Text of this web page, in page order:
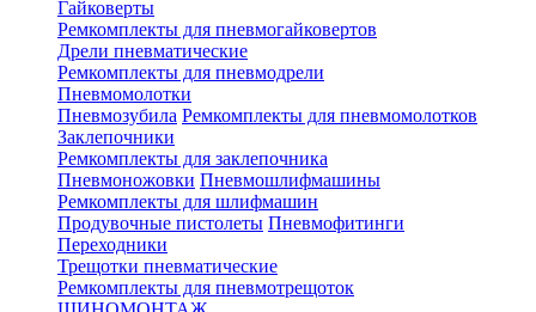
Гайковерты
Ремкомплекты для пневмогайковертов
Дрели пневматические
Ремкомплекты для пневмодрели
Пневмомолотки
Пневмозубила Ремкомплекты для пневмомолотков
Заклепочники
Ремкомплекты для заклепочника
Пневмоножовки Пневмошлифмашины
Ремкомплекты для шлифмашин
Продувочные пистолеты Пневмофитинги
Переходники
Трещотки пневматические
Ремкомплекты для пневмотрещоток